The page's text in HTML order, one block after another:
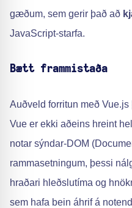
gæðum, sem gerir það að
JavaScript-starfa.
Bætt frammistaða
Auðveld forritun með
Vue er ekki aðeins hreint
notar sýndar-DOM
rammasetningum, þessi
hraðari hleðslutíma og
sem hafa bein áhrif á